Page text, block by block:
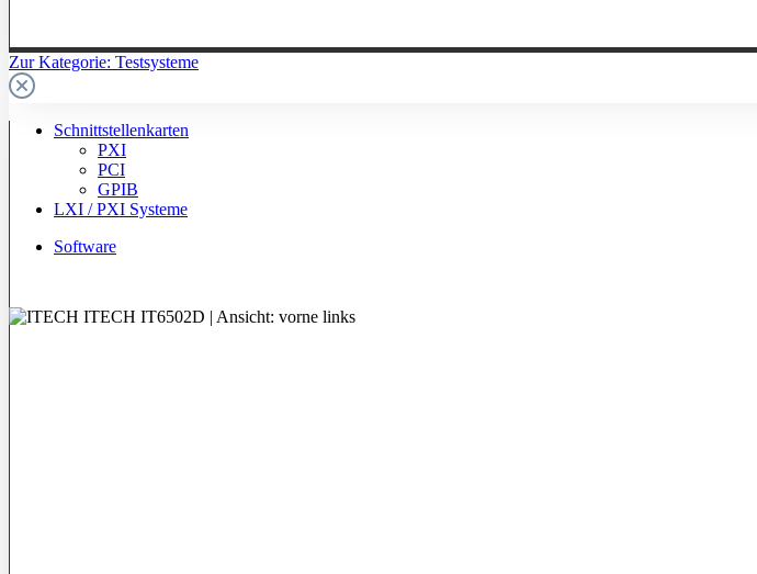
Zur Kategorie: Testsysteme
Schnittstellenkarten
PXI
PCI
GPIB
LXI / PXI Systeme
Software